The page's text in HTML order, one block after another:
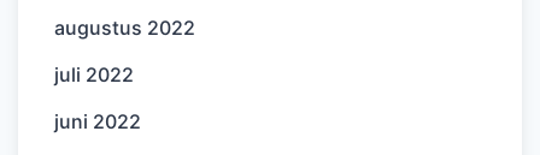
augustus 2022
juli 2022
juni 2022